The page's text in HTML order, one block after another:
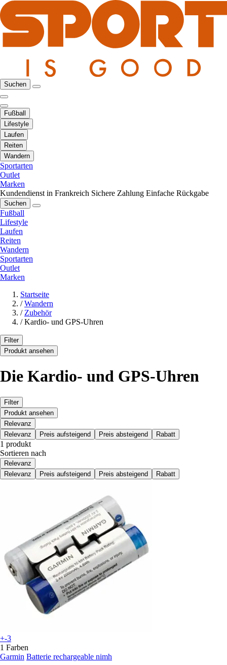
Suchen
Fußball
Lifestyle
Laufen
Reiten
Wandern
Sportarten
Outlet
Marken
Kundendienst in Frankreich Sichere Zahlung Einfache Rückgabe
Suchen
Fußball
Lifestyle
Laufen
Reiten
Wandern
Sportarten
Outlet
Marken
Startseite
/ Wandern
/ Zubehör
/ Kardio- und GPS-Uhren
Filter
Produkt ansehen
Die Kardio- und GPS-Uhren
Filter
Produkt ansehen
Relevanz
Relevanz
Preis aufsteigend Preis absteigend Rabatt
1 produkt
Sortieren nach
Relevanz
Relevanz
Preis aufsteigend Preis absteigend Rabatt
+-3
1 Farben
Garmin Batterie rechargeable nimh